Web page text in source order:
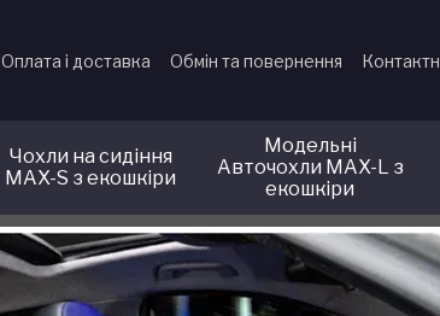
Оплата і доставка Обмін та повернення
Чохли на сидіння
MAX-S з екошкіри
Модельні
Авточохли MAX-L з
екошкіри